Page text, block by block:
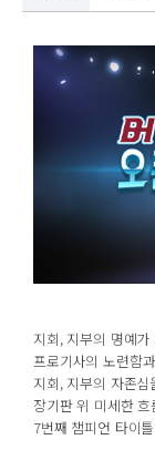
지회, 지부의 명예
프로기사의 노련함
지회, 지부의 자존
장기판 위 미세한
7번째 챔피언 타이